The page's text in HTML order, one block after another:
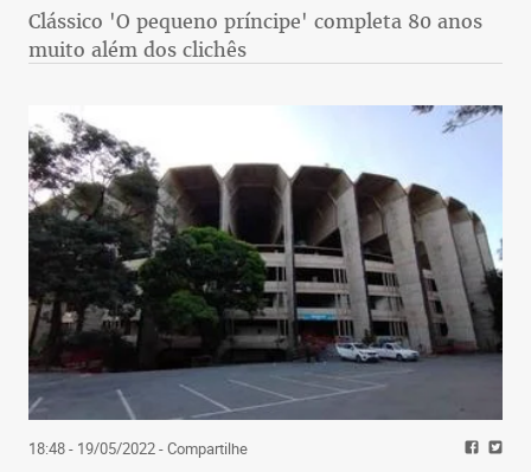
Clássico 'O pequeno príncipe' completa 80 anos
muito além dos clichês
18:48 - 19/05/2022- Compartilhe